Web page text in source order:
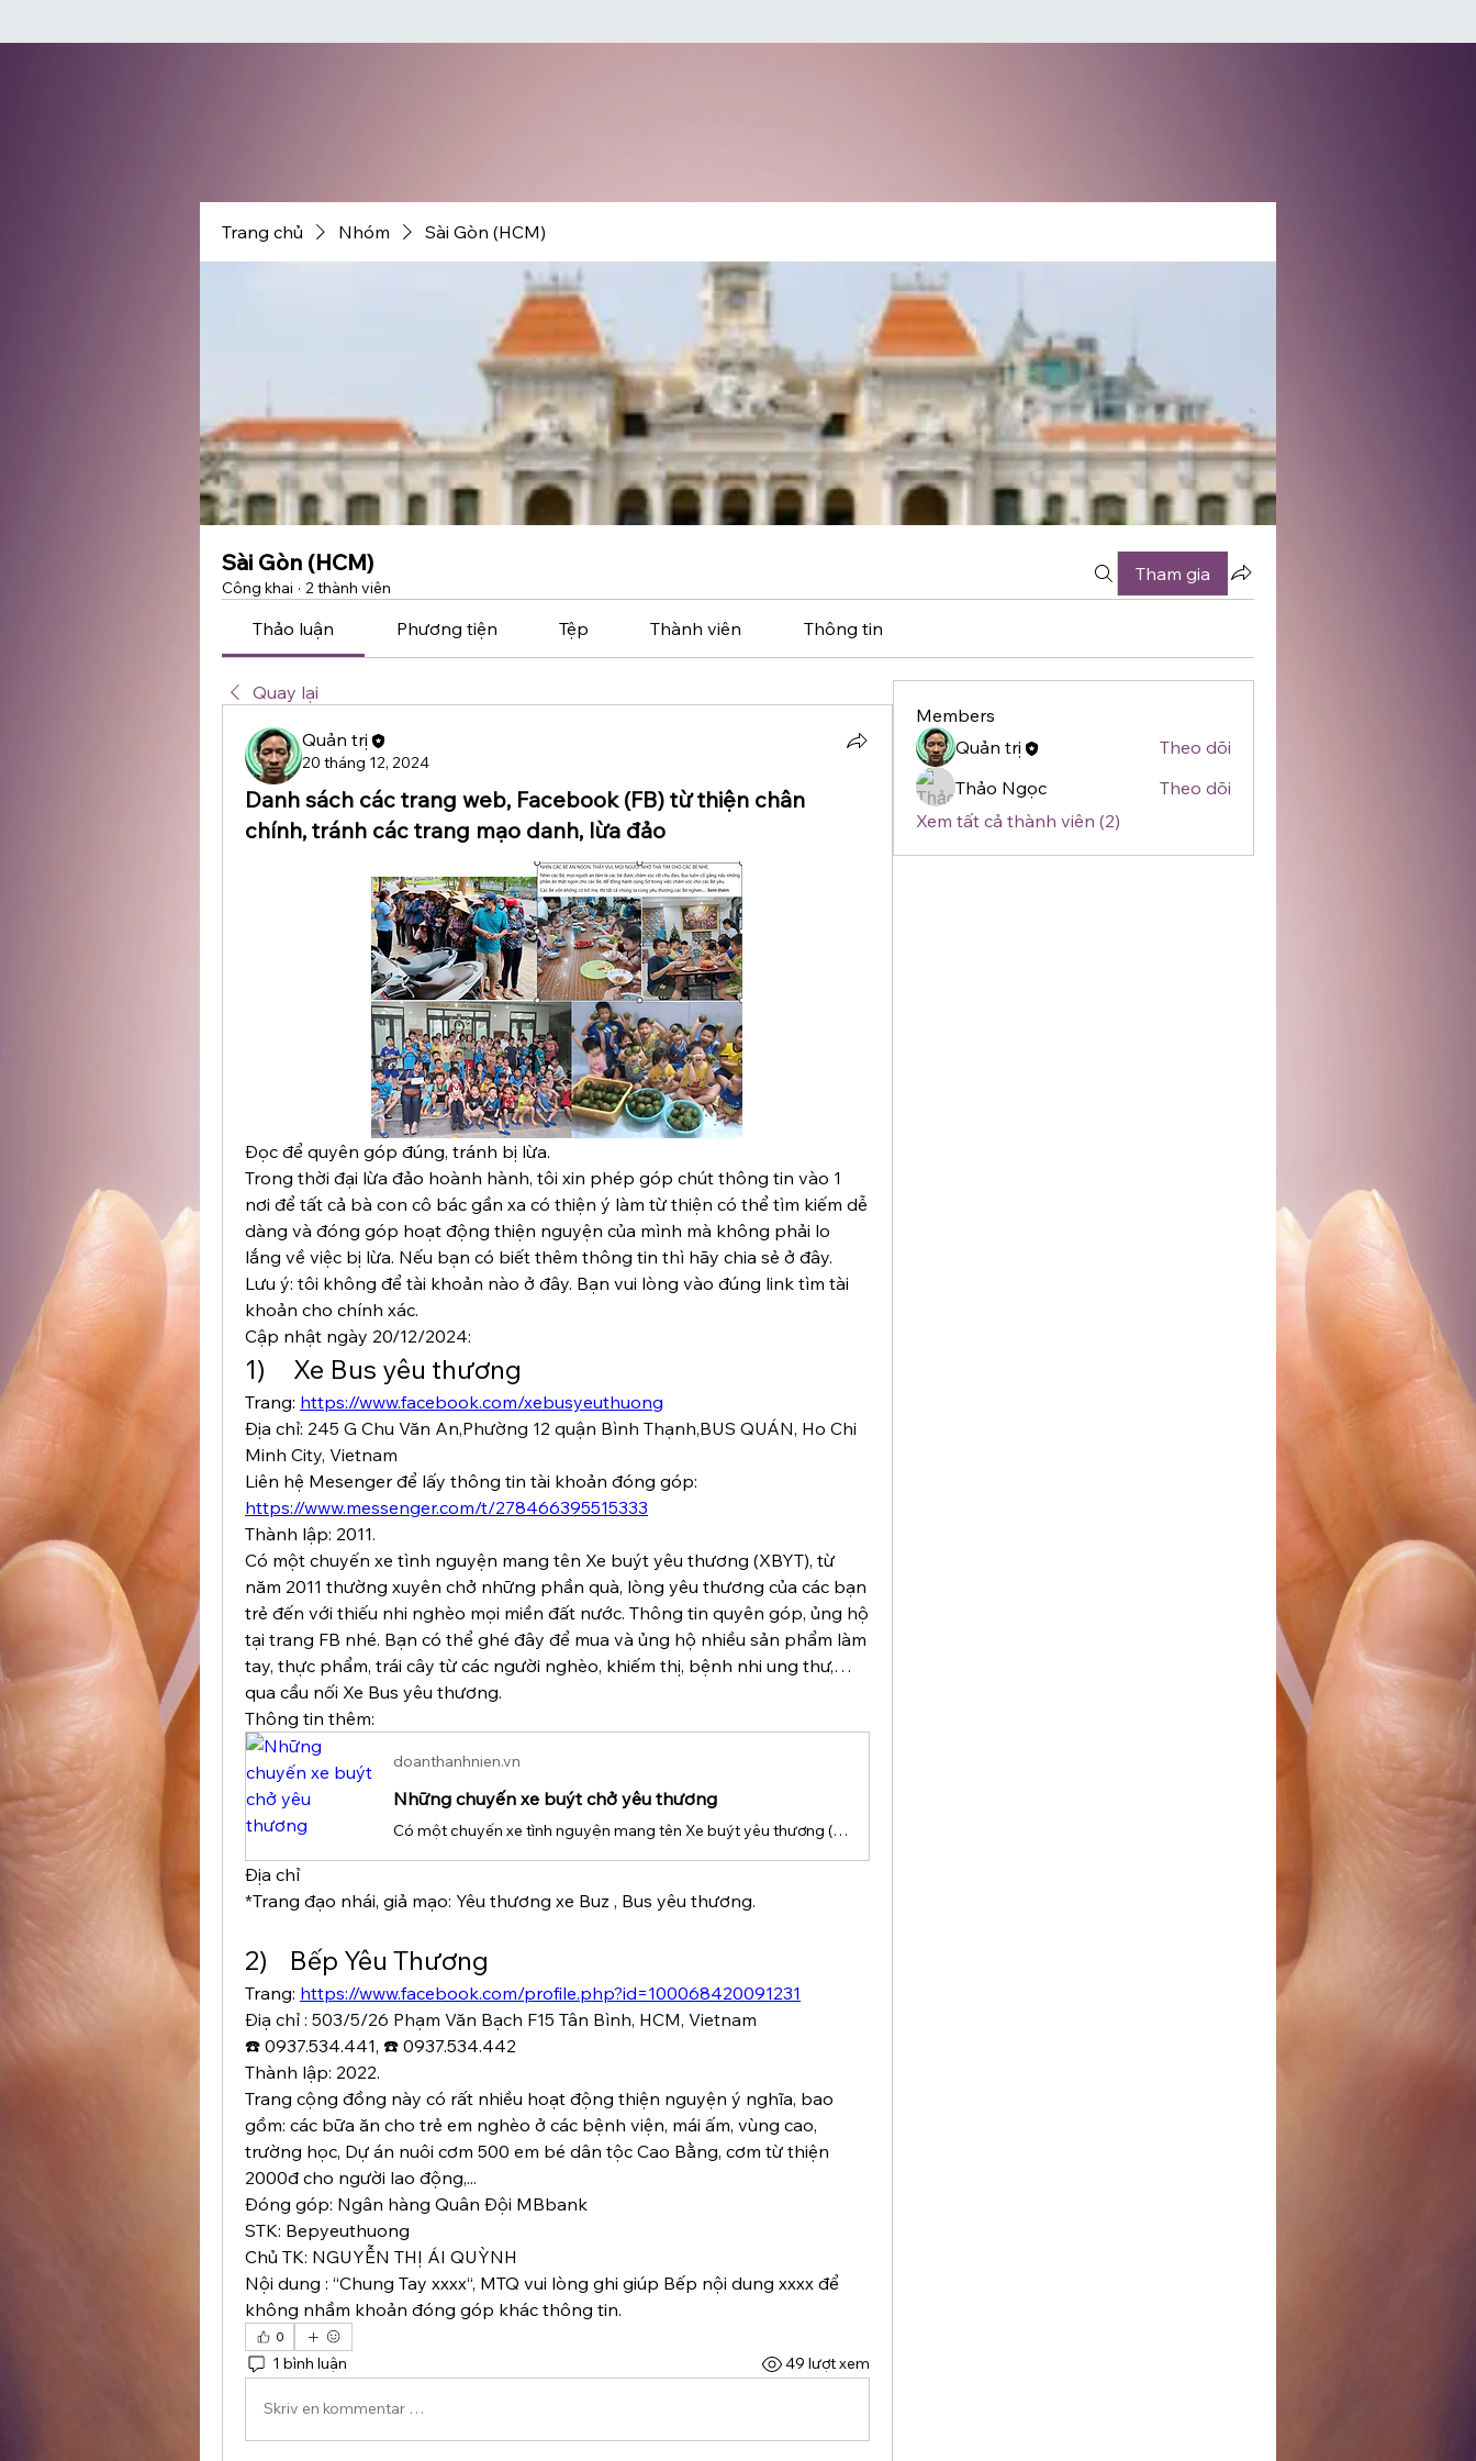
Trang chủ Nhóm Sài Gòn (HCM)
Sài Gòn (HCM)
Công khai · 2 thành viên
Tham gia
Thảo luận Phương tiện Tệp Thành viên Thông tin
Quay lại
Quản trị
20 tháng 12, 2024
Danh sách các trang web, Facebook (FB) từ thiện chân
chính, tránh các trang mạo danh, lừa đảo
Đọc để quyên góp đúng, tránh bị lừa.
Trong thời đại lừa đảo hoành hành, tôi xin phép góp chút thông tin vào 1
nơi để tất cả bà con cô bác gần xa có thiện ý làm từ thiện có thể tìm kiếm dễ
dàng và đóng góp hoạt động thiện nguyện của mình mà không phải lo
lắng về việc bị lừa. Nếu bạn có biết thêm thông tin thì hãy chia sẻ ở đây.
Lưu ý: tôi không để tài khoản nào ở đây. Bạn vui lòng vào đúng link tìm tài
khoản cho chính xác.
Cập nhật ngày 20/12/2024:
1)     Xe Bus yêu thương
Trang: https://www.facebook.com/xebusyeuthuong
Địa chỉ: 245 G Chu Văn An,Phường 12 quận Bình Thạnh,BUS QUÁN, Ho Chi
Minh City, Vietnam
https://www.messenger.com/t/278466395515333
Thành lập: 2011.
Có một chuyến xe tình nguyện mang tên Xe buýt yêu thương (XBYT), từ
năm 2011 thường xuyên chở những phần quà, lòng yêu thương của các bạn
trẻ đến với thiếu nhi nghèo mọi miền đất nước. Thông tin quyên góp, ủng hộ
tại trang FB nhé. Bạn có thể ghé đây để mua và ủng hộ nhiều sản phẩm làm
tay, thực phẩm, trái cây từ các người nghèo, khiếm thị, bệnh nhi ung thư,…
qua cầu nối Xe Bus yêu thương.
Thông tin thêm:
doanthanhnien.vn
Những chuyến xe buýt chở yêu thương
Có một chuyến xe tình nguyện mang tên Xe buýt yêu thương (XBYT), thường xuyên chở những phần quà, lòng yêu thương của các bạn trẻ đến với thiếu nhi nghèo mọi miền đất nước.
Địa chỉ
*Trang đạo nhái, giả mạo: Yêu thương xe Buz , Bus yêu thương.
2) 	Bếp Yêu Thương
Trang: https://www.facebook.com/profile.php?id=100068420091231
Điạ chỉ : 503/5/26 Phạm Văn Bạch F15 Tân Bình, HCM, Vietnam
☎️ 0937.534.441, ☎️ 0937.534.442
Thành lập: 2022.
Trang cộng đồng này có rất nhiều hoạt động thiện nguyện ý nghĩa, bao
gồm: các bữa ăn cho trẻ em nghèo ở các bệnh viện, mái ấm, vùng cao,
trường học, Dự án nuôi cơm 500 em bé dân tộc Cao Bằng, cơm từ thiện
2000đ cho người lao động,...
Đóng góp: Ngân hàng Quân Đội MBbank
STK: Bepyeuthuong
Chủ TK: NGUYỄN THỊ ÁI QUỲNH
Nội dung : “Chung Tay xxxx“, MTQ vui lòng ghi giúp Bếp nội dung xxxx để
không nhầm khoản đóng góp khác thông tin.
0
1 bình luận 49 lượt xem
Skriv en kommentar …
Members
Quản trị
Theo dõi
Thảo Ngọc
Theo dõi
Xem tất cả thành viên (2)